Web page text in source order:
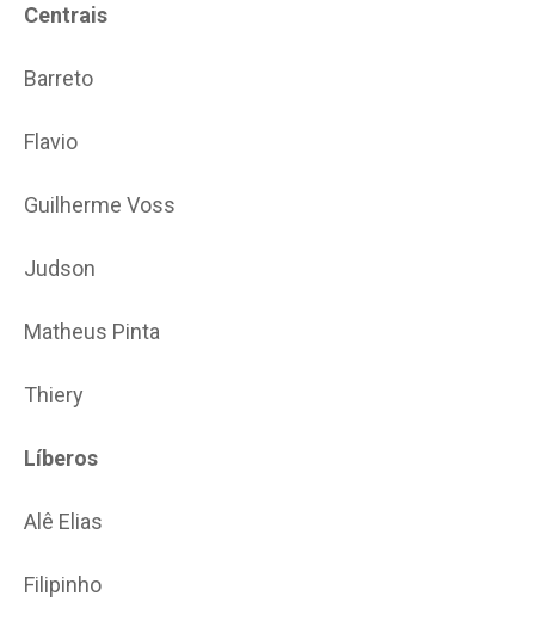
Centrais
Barreto
Flavio
Guilherme Voss
Judson
Matheus Pinta
Thiery
Líberos
Alê Elias
Filipinho